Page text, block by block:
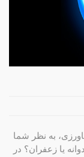
به نظر شما
یا زعفران؟ در